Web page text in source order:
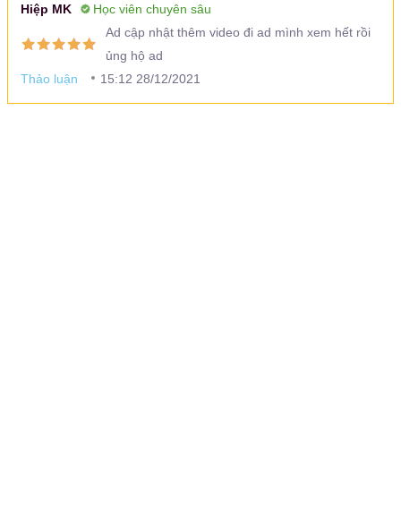
Hiệp MK
Học viên chuyên sâu
Ad cập nhật thêm video đi ad mình xem hết rồi
ủng hộ ad
Thảo luận
15:12 28/12/2021